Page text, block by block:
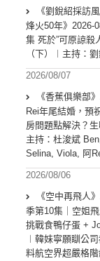
《劉銳紹採訪
烽火50年》2026-
集 死於”可原諒殺
（下）︱主持：
2026/08/07
《香蕉俱樂部
Rei年尾結婚，預
房問題點解決？生
主持：杜浚斌
Selina, Viola, 阿
2026/08/06
《空中再飛人
季第10集｜空姐
挑戰食鴨仔蛋 +
︱韓妹寧願瞓公
料航空界超嚴格